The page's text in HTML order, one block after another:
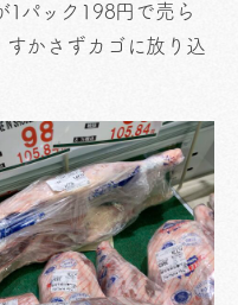
1パック198円で売ら
すかさずカゴに放り込